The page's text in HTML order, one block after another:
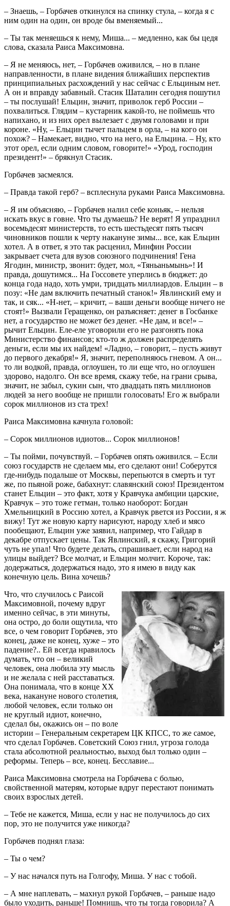
– Знаешь, – Горбачев откинулся на спинку стула, – когда я с
ним один на один, он вроде бы вменяемый...
– Ты так меняешься к нему, Миша... – медленно, как бы цедя
слова, сказала Раиса Максимовна.
– Я не меняюсь, нет, – Горбачев оживился, – но в плане
направленности, в плане видения ближайших перспектив
принципиальных расхождений у нас сейчас с Ельциным нет.
А он и вправду забавный. Стасик Шаталин сегодня пошутил
– ты послушай! Ельцин, значит, приволок герб России –
похвалиться. Глядим – кустарник какой-то, не поймешь что
напихано, и из них орел вылезает с двумя головами и при
короне. «Ну, – Ельцин тычет пальцем в орла, – на кого он
похож? – Намекает, видно, что на него, на Ельцина. – Ну, кто
этот орел, если одним словом, говорите!» «Урод, господин
президент!» – брякнул Стасик.
Горбачев засмеялся.
– Правда такой герб? – всплеснула руками Раиса Максимовна.
– Я им объясняю, – Горбачев налил себе коньяк, – нельзя
искать вкус в говне. Что ты думаешь? Не верят! Я упразднил
восемьдесят министерств, то есть шестьдесят пять тысяч
чиновников пошли к черту накануне зимы... все, как Ельцин
хотел. А в ответ, я это так расценил, Минфин России
закрывает счета для вузов союзного подчинения! Гена
Ягодин, министр, звонит: будет, мол, «Тяньаньмынь»! И
правда, дошутимся... На Госсовете уперлись в бюджет: до
конца года надо, хоть умри, тридцать миллиардов. Ельцин – в
позу: «Не дам включить печатный станок!» Явлинский ему и
так, и сяк... «Н-нет, – кричит, – ваши деньги вообще ничего не
стоят!» Вызвали Геращенко, он разъясняет: денег в Госбанке
нет, а государство не может без денег. «Не дам, и все!» –
рычит Ельцин. Еле-еле уговорили его не разгонять пока
Министерство финансов; кто-то ж должен распределять
деньги, если мы их найдем! «Ладно, – говорит, – пусть живут
до первого декабря!» Я, значит, переполняюсь гневом. А он...
то ли водкой, правда, оглоушен, то ли еще что, но оглоушен
здорово, надолго. Он все время, скажу тебе, на грани срыва,
значит, не забыл, сукин сын, что двадцать пять миллионов
людей за него вообще не пришли голосовать! Его ж выбрали
сорок миллионов из ста трех!
Раиса Максимовна качнула головой:
– Сорок миллионов идиотов... Сорок миллионов!
– Ты пойми, почувствуй. – Горбачев опять оживился. – Если
союз государств не сделаем мы, его сделают они! Соберутся
где-нибудь подальше от Москвы, перепьются в смерть и тут
же, по пьяной роже, бабахнут: славянский союз! Президентом
станет Ельцин – это факт, хотя у Кравчука амбиции царские,
Кравчук – это тоже гетман, только наоборот: Богдан
Хмельницкий в Россию хотел, а Кравчук рвется из России, я ж
вижу! Тут же новую карту нарисуют, народу хлеб и мясо
пообещают, Ельцин уже заявил, например, что Гайдар в
декабре отпускает цены. Так Явлинский, я скажу, Григорий
чуть не упал! Что будете делать, спрашивает, если народ на
улицы выйдет? Все молчат, и Ельцин молчит. Короче, так:
додержаться, додержаться надо, это я имею в виду как
конечную цель. Вина хочешь?
Что, что случилось с Раисой
Максимовной, почему вдруг
именно сейчас, в эти минуты,
она остро, до боли ощутила, что
все, о чем говорит Горбачев, это
конец, даже не конец, хуже – это
падение?.. Ей всегда нравилось
думать, что он – великий
человек, она любила эту мысль
и не желала с ней расставаться.
Она понимала, что в конце ХХ
века, накануне нового столетия,
любой человек, если только он
не круглый идиот, конечно,
сделал бы, окажись он – по воле
истории – Генеральным секретарем ЦК КПСС, то же самое,
что сделал Горбачев. Советский Союз гнил, угроза голода
стала абсолютной реальностью, выход был только один –
реформы. Теперь – все, конец. Бесславие...
Раиса Максимовна смотрела на Горбачева с болью,
свойственной матерям, которые вдруг перестают понимать
своих взрослых детей.
– Тебе не кажется, Миша, если у нас не получилось до сих
пор, это не получится уже никогда?
Горбачев поднял глаза:
– Ты о чем?
– У нас начался путь на Голгофу, Миша. У нас с тобой.
– А мне наплевать, – махнул рукой Горбачев, – раньше надо
было уходить, раньше! Помнишь, что ты тогда говорила? А